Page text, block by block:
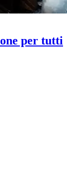
per tutti